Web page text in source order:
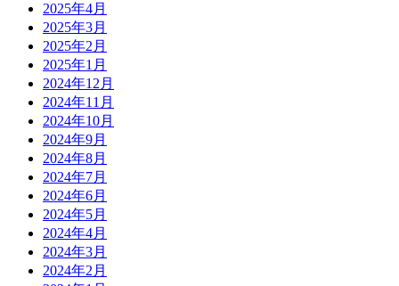
2025年4月
2025年3月
2025年2月
2025年1月
2024年12月
2024年11月
2024年10月
2024年9月
2024年8月
2024年7月
2024年6月
2024年5月
2024年4月
2024年3月
2024年2月